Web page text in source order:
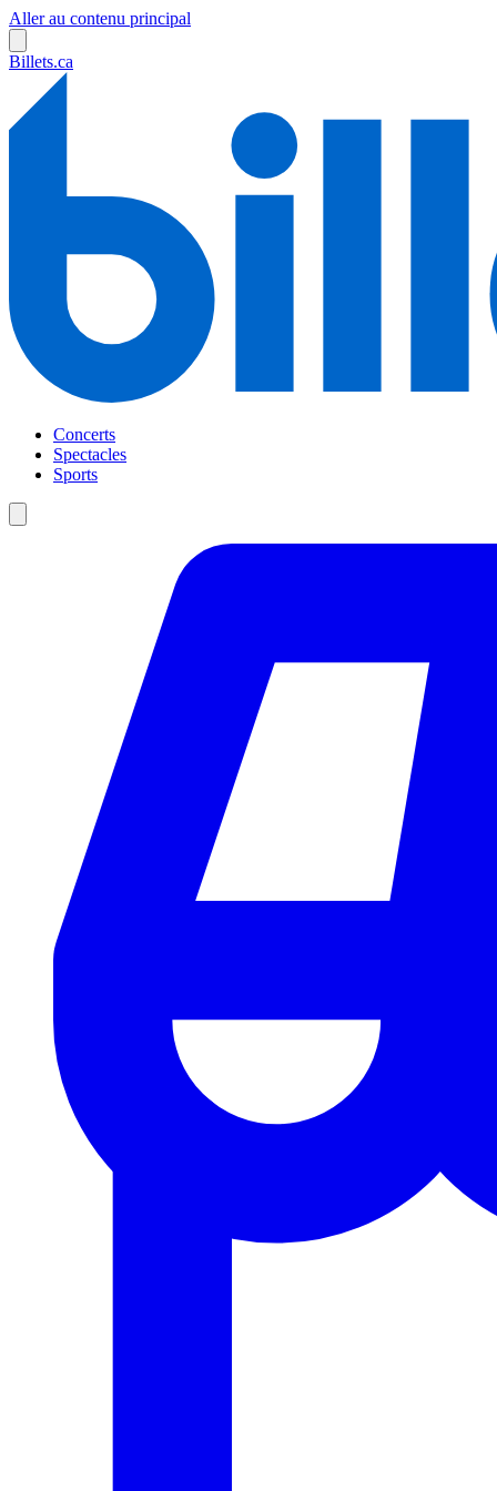
Aller au contenu principal
Billets.ca
Concerts
Spectacles
Sports